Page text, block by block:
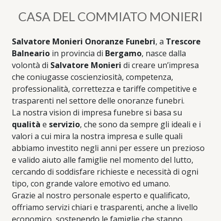
CASA DEL COMMIATO MONIERI
Salvatore Monieri Onoranze Funebri, a Trescore
Balneario in provincia di Bergamo, nasce dalla
volontà di Salvatore Monieri di creare un’impresa
che coniugasse coscienziosità, competenza,
professionalità, correttezza e tariffe competitive e
trasparenti nel settore delle onoranze funebri.
La nostra vision di impresa funebre si basa su
qualità e servizio, che sono da sempre gli ideali e i
valori a cui mira la nostra impresa e sulle quali
abbiamo investito negli anni per essere un prezioso
e valido aiuto alle famiglie nel momento del lutto,
cercando di soddisfare richieste e necessità di ogni
tipo, con grande valore emotivo ed umano.
Grazie al nostro personale esperto e qualificato,
offriamo servizi chiari e trasparenti, anche a livello